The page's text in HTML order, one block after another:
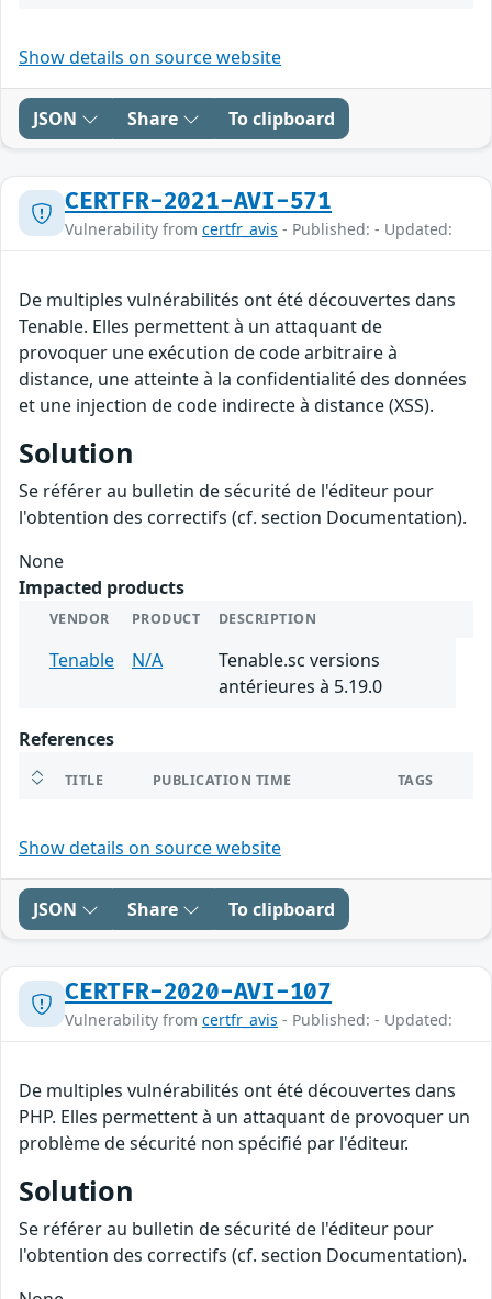
Show details on source website
JSON Share To clipboard
CERTFR-2021-AVI-571
Vulnerability from certfr_avis - Published: - Updated:
De multiples vulnérabilités ont été découvertes dans
Tenable. Elles permettent à un attaquant de
provoquer une exécution de code arbitraire à
distance, une atteinte à la confidentialité des données
et une injection de code indirecte à distance (XSS).
Solution
Se référer au bulletin de sécurité de l'éditeur pour
l'obtention des correctifs (cf. section Documentation).
None
Impacted products
VENDOR PRODUCT DESCRIPTION
Tenable N/A
Tenable.sc versions
antérieures à 5.19.0
References
TITLE PUBLICATION TIME TAGS
Show details on source website
JSON Share To clipboard
CERTFR-2020-AVI-107
Vulnerability from certfr_avis - Published: - Updated:
De multiples vulnérabilités ont été découvertes dans
PHP. Elles permettent à un attaquant de provoquer un
problème de sécurité non spécifié par l'éditeur.
Solution
Se référer au bulletin de sécurité de l'éditeur pour
l'obtention des correctifs (cf. section Documentation).